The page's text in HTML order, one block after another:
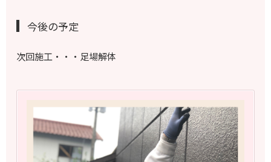
今後の予定
次回施工・・・足場解体